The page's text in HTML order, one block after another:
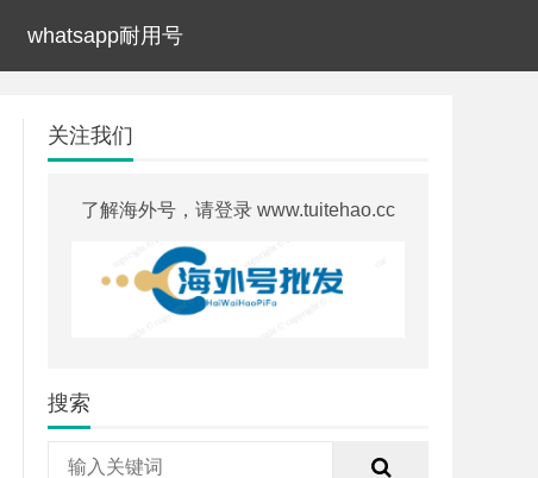
whatsapp耐用号
关注我们
了解海外号，请登录 www.tuitehao.cc
搜索